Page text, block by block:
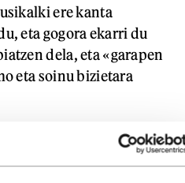
ere kanta
eta gogora ekarri du
dela, eta «garapen
eta soinu bizietara
beste edozein